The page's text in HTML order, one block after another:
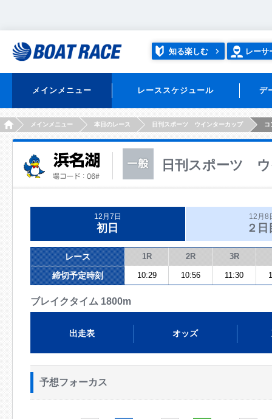
知る楽しむ レーサ
メインメニュー レーススケジュール デ
HOMEメインメニュー 本日のレース 日刊スポーツ ウインターカップ コ
日刊スポーツ
12月7日
初日
12月8
２日
レース 1R 2R 3R
締切予定時刻 10:29 10:56 11:30
ブレイクタイム 1800m
出走表 オッズ
予想フォーカス